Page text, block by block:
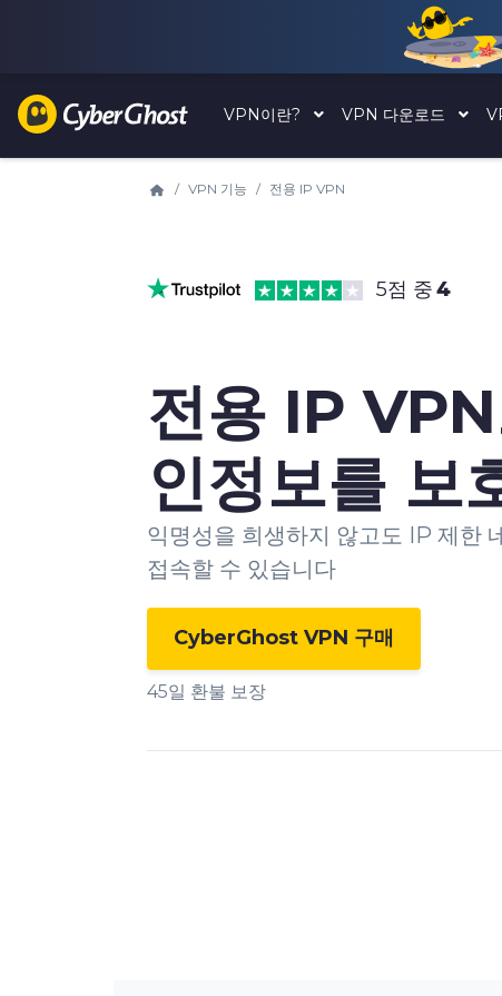
VPN이란? VPN 다운로드
VPN 기능 전용 IP VPN
4
5점 중
전용 IP
인정보를 보
익명성을 희생하지 않고도 IP 제한
접속할 수 있습니다
CyberGhost VPN 구매
45일 환불 보장